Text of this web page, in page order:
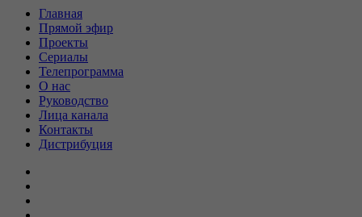
Главная
Прямой эфир
Проекты
Сериалы
Телепрограмма
О нас
Руководство
Лица канала
Контакты
Дистрибуция